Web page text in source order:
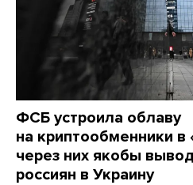
ФСБ устроила облаву
на криптообменники
через них якобы
россиян в Украину